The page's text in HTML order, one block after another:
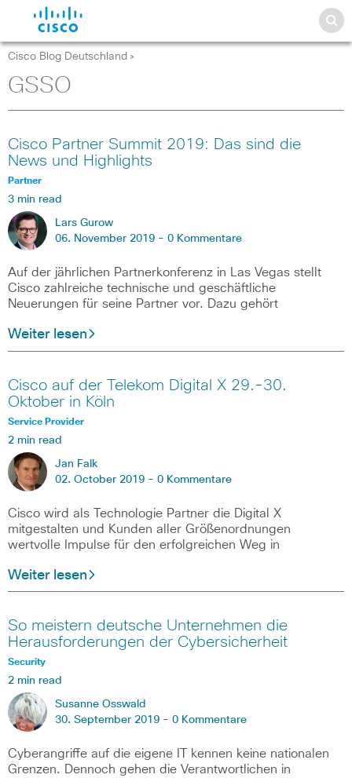
Cisco Blog Deutschland >
GSSO
Cisco Partner Summit 2019: Das sind die
News und Highlights
Partner
3 min read
Lars Gurow
06. November 2019 - 0 Kommentare
Auf der jährlichen Partnerkonferenz in Las Vegas stellt
Cisco zahlreiche technische und geschäftliche
Neuerungen für seine Partner vor. Dazu gehört
Weiter lesen
Cisco auf der Telekom Digital X 29.-30.
Oktober in Köln
Service Provider
2 min read
Jan Falk
02. October 2019 - 0 Kommentare
Cisco wird als Technologie Partner die Digital X
mitgestalten und Kunden aller Größenordnungen
wertvolle Impulse für den erfolgreichen Weg in
Weiter lesen
So meistern deutsche Unternehmen die
Herausforderungen der Cybersicherheit
Security
2 min read
Susanne Osswald
30. September 2019 - 0 Kommentare
Cyberangriffe auf die eigene IT kennen keine nationalen
Grenzen. Dennoch gehen die Verantwortlichen in